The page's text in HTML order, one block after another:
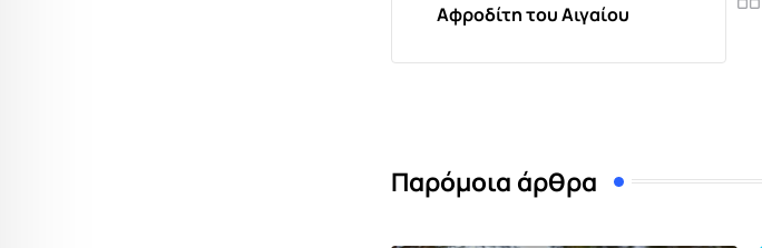
Αφροδίτη του Αιγαίου
Παρόμοια άρθρα